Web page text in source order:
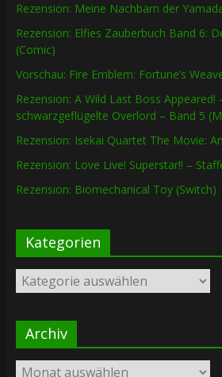
Rezension: Meine Nachbarn der
Rezension: Elfies Zauberbuch Band 6:
(Comic)
Vorschau: Fire Emblem: Fortune’s
Rezension: A Wild Last Boss Appeared!
schwarzgeflügelte Overlord – Band 5
Rezension: Isekai Quartet The Movie:
Rezension: Love Live! Superstar!! –
Rezension: Biomechanical Toy (Switch)
Kategorien
Kategorien
Archiv
Archiv